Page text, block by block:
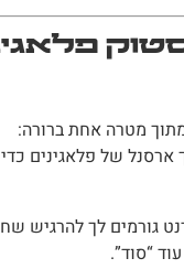
מטרה אחת ברורה:
של פלאגינים
גורמים לך להרגיש
“סוד”.